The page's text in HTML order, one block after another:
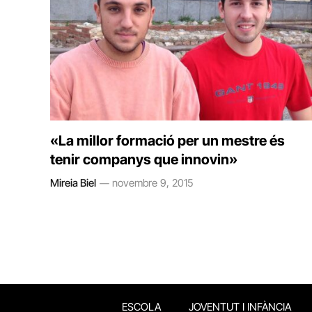
«La millor formació per un mestre és
tenir companys que innovin»
Mireia Biel novembre 9, 2015
ESCOLA JOVENTUT I INFÀNCIA